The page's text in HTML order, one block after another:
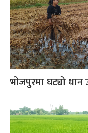
भोजपुरमा घट्यो धान